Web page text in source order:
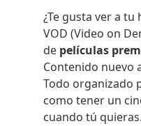
¿Te gusta ver a
VOD (Video on
de películas
Contenido nuevo
Todo organizado
como tener un
cuando tú quieras.